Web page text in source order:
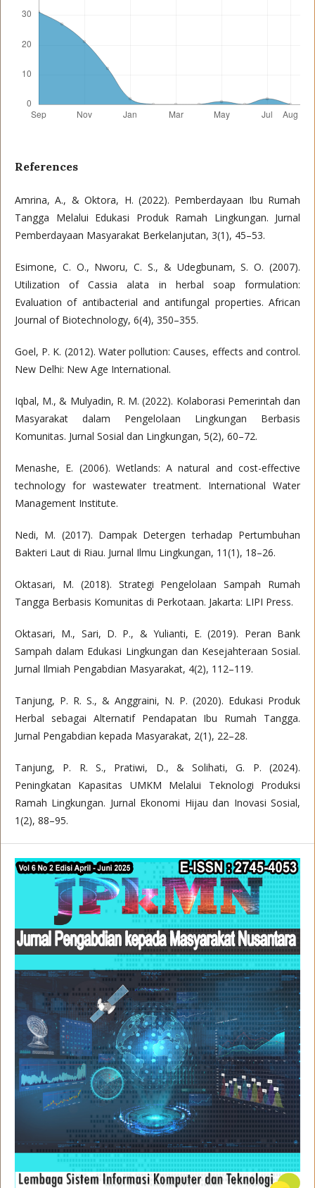
References
Amrina, A., & Oktora, H. (2022). Pemberdayaan Ibu Rumah
Tangga Melalui Edukasi Produk Ramah Lingkungan. Jurnal
Pemberdayaan Masyarakat Berkelanjutan, 3(1), 45–53.
Esimone, C. O., Nworu, C. S., & Udegbunam, S. O. (2007).
Utilization of Cassia alata in herbal soap formulation:
Evaluation of antibacterial and antifungal properties. African
Journal of Biotechnology, 6(4), 350–355.
Goel, P. K. (2012). Water pollution: Causes, effects and control.
New Delhi: New Age International.
Iqbal, M., & Mulyadin, R. M. (2022). Kolaborasi Pemerintah dan
Masyarakat dalam Pengelolaan Lingkungan Berbasis
Komunitas. Jurnal Sosial dan Lingkungan, 5(2), 60–72.
Menashe, E. (2006). Wetlands: A natural and cost-effective
technology for wastewater treatment. International Water
Management Institute.
Nedi, M. (2017). Dampak Detergen terhadap Pertumbuhan
Bakteri Laut di Riau. Jurnal Ilmu Lingkungan, 11(1), 18–26.
Oktasari, M. (2018). Strategi Pengelolaan Sampah Rumah
Tangga Berbasis Komunitas di Perkotaan. Jakarta: LIPI Press.
Oktasari, M., Sari, D. P., & Yulianti, E. (2019). Peran Bank
Sampah dalam Edukasi Lingkungan dan Kesejahteraan Sosial.
Jurnal Ilmiah Pengabdian Masyarakat, 4(2), 112–119.
Tanjung, P. R. S., & Anggraini, N. P. (2020). Edukasi Produk
Herbal sebagai Alternatif Pendapatan Ibu Rumah Tangga.
Jurnal Pengabdian kepada Masyarakat, 2(1), 22–28.
Tanjung, P. R. S., Pratiwi, D., & Solihati, G. P. (2024).
Peningkatan Kapasitas UMKM Melalui Teknologi Produksi
Ramah Lingkungan. Jurnal Ekonomi Hijau dan Inovasi Sosial,
1(2), 88–95.